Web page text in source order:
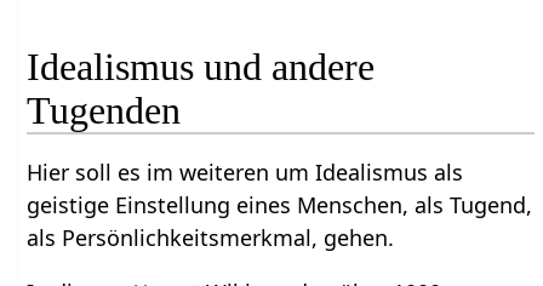
Idealismus und andere
Tugenden
Hier soll es im weiteren um Idealismus als
geistige Einstellung eines Menschen, als Tugend,
als Persönlichkeitsmerkmal, gehen.